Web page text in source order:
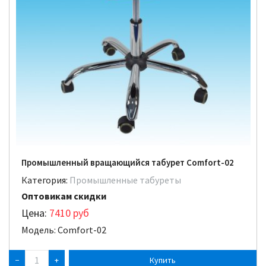
Промышленный вращающийся табурет Comfort-02
Категория: Промышленные табуреты
Оптовикам скидки
Цена: 7410 руб
Модель: Comfort-02
− +